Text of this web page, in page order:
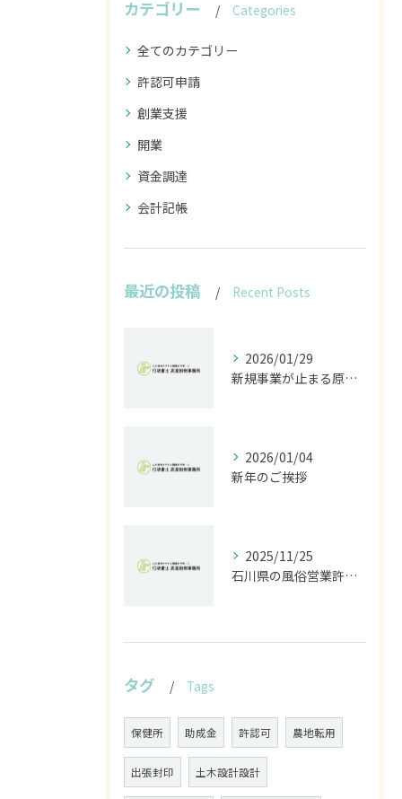
カテゴリー Categories
全てのカテゴリー
許認可申請
創業支援
開業
資金調達
会計記帳
最近の投稿 Recent Posts
2026/01/29
新規事業が止まる原因は法規制｜開発前に行うべきリスク診断とは
2026/01/04
新年のご挨拶
2025/11/25
石川県の風俗営業許可なら行政書士高見裕樹事務所｜金沢・野々市・白山対応｜警察事前相談から図面作成まで
タグ Tags
保健所 助成金 許認可 農地転用
出張封印 土木設計設計